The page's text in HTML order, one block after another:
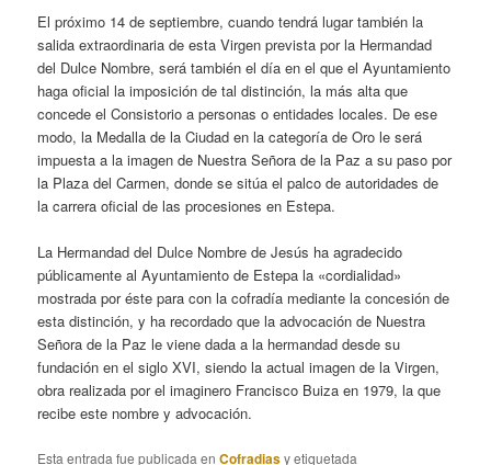
El próximo 14 de septiembre, cuando tendrá lugar también la
salida extraordinaria de esta Virgen prevista por la Hermandad
del Dulce Nombre, será también el día en el que el Ayuntamiento
haga oficial la imposición de tal distinción, la más alta que
concede el Consistorio a personas o entidades locales. De ese
modo, la Medalla de la Ciudad en la categoría de Oro le será
impuesta a la imagen de Nuestra Señora de la Paz a su paso por
la Plaza del Carmen, donde se sitúa el palco de autoridades de
la carrera oficial de las procesiones en Estepa.
La Hermandad del Dulce Nombre de Jesús ha agradecido
públicamente al Ayuntamiento de Estepa la «cordialidad»
mostrada por éste para con la cofradía mediante la concesión de
esta distinción, y ha recordado que la advocación de Nuestra
Señora de la Paz le viene dada a la hermandad desde su
fundación en el siglo XVI, siendo la actual imagen de la Virgen,
obra realizada por el imaginero Francisco Buiza en 1979, la que
recibe este nombre y advocación.
Esta entrada fue publicada enCofradiasy etiquetada